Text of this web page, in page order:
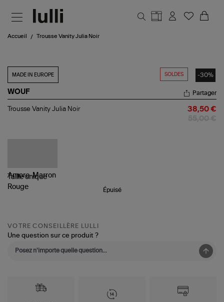
Accueil Trousse Vanity Julia Noir
SOLDES -30%
MADE IN EUROPE
WOUF
Trousse
Partager
Trousse Vanity Julia Noir 38,50 €
Tailleunique
Épuisé
VOTRE CONSEILLÈRE LULLI
Une question sur ce produit ?